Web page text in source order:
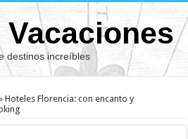
destinos increíbles
Hoteles Florencia: con encanto y